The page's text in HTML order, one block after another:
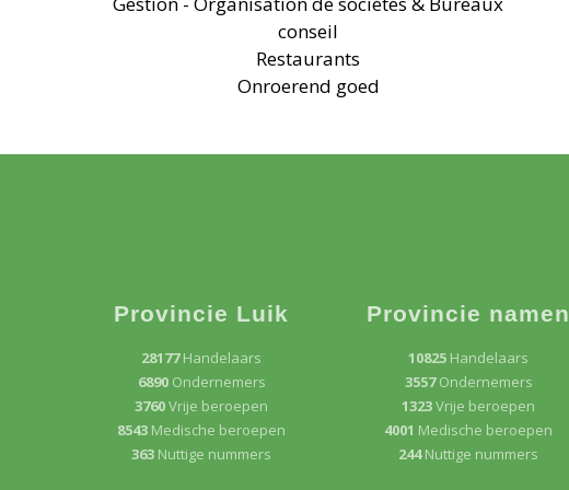
conseil
Restaurants
Onroerend goed
Provincie Luik
28177Handelaars
6890 Ondernemers
3760Vrije beroepen
8543 Medische beroepen
363 Nuttige nummers
Provincie namen
10825 Handelaars
3557Ondernemers
1323Vrije beroepen
4001 Medische beroepen
244Nuttige nummers